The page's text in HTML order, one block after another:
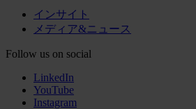
インサイト
メディア&ニュース
Follow us on social
LinkedIn
YouTube
Instagram